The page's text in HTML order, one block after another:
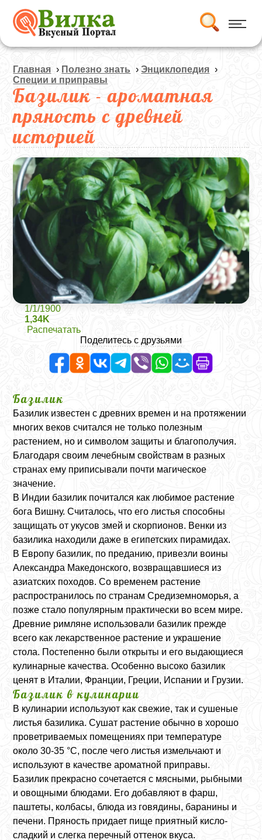
Главная › Полезно знать ›Энциклопедия ›
Специи и приправы
Базилик - ароматная
пряность с древней
историей
1/1/1900
1,34K
Распечатать
Поделитесь с друзьями
Базилик
Базилик известен с древних времен и на протяжении
многих веков считался не только полезным
растением, но и символом защиты и благополучия.
Благодаря своим лечебным свойствам в разных
странах ему приписывали почти магическое
значение.
В Индии базилик почитался как любимое растение
бога Вишну. Считалось, что его листья способны
защищать от укусов змей и скорпионов. Венки из
базилика находили даже в египетских пирамидах.
В Европу базилик, по преданию, привезли воины
Александра Македонского, возвращавшиеся из
азиатских походов. Со временем растение
распространилось по странам Средиземноморья, а
позже стало популярным практически во всем мире.
Древние римляне использовали базилик прежде
всего как лекарственное растение и украшение
стола. Постепенно были открыты и его выдающиеся
кулинарные качества. Особенно высоко базилик
ценят в Италии, Франции, Греции, Испании и Грузии.
Базилик в кулинарии
В кулинарии используют как свежие, так и сушеные
листья базилика. Сушат растение обычно в хорошо
проветриваемых помещениях при температуре
около 30-35 °C, после чего листья измельчают и
используют в качестве ароматной приправы.
Базилик прекрасно сочетается с мясными, рыбными
и овощными блюдами. Его добавляют в фарш,
паштеты, колбасы, блюда из говядины, баранины и
печени. Пряность придает пище приятный кисло-
сладкий и слегка перечный оттенок вкуса.